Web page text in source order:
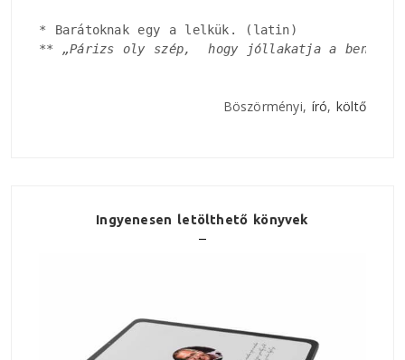
* Barátoknak egy a lelkük. (latin)
** „Párizs oly szép,  hogy jóllakatja a benned
Böszörményi, író, költő
Ingyenesen letölthető könyvek